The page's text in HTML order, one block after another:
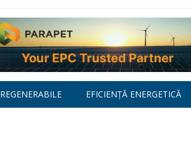
REGENERABILE EFICIENȚĂ ENERGETICĂ